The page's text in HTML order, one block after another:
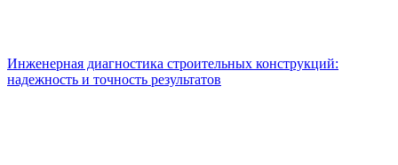
Инженерная диагностика строительных конструкций:
надежность и точность результатов